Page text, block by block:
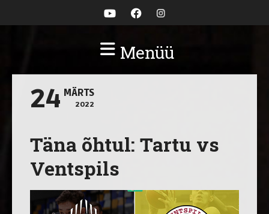
Menüü
24 MÄRTS
2022
Täna õhtul: Tartu vs
Ventspils